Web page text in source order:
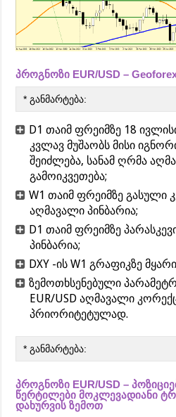
პროგნოზი EUR/USD –
* განმარტება:
D1 თაიმ ფრეიმზე 18
კვლავ მუშაობს მისი
შეიძლება, სანამ ღრმა
გამოიკვეთება;
W1 თაიმ ფრეიმზე გასული
აღმავალი პინბარია;
D1 თაიმ ფრეიმზე
პინბარია;
DXY -ის W1 გრაფიკზე
ზემოთხსენებული
EUR/USD აღმავალი
პრიორიტეტულად.
* განმარტება:
პროგნოზი EUR/USD –
წერტილები მოკლევადიანი
დახურვის ზემოთ